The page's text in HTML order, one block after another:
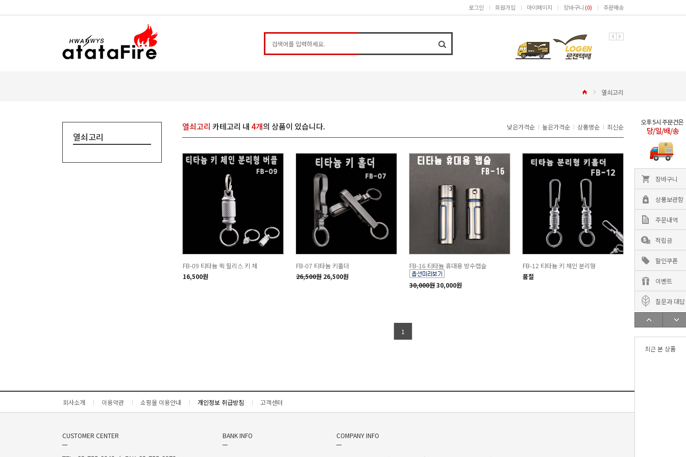
장바구니
상품보관함
주문내역
적립금
할인쿠폰
이벤트
질문과 대답
최근 본 상품
로그인 회원가입 마이페이지 장바구니 (0) 주문배송
열쇠고리
열쇠고리
열쇠고리 카테고리 내 4개의 상품이 있습니다. 낮은가격순 높은가격순 상품명순 최신순
FB-09 티타늄 퀵 릴리스 키 체
16,500원
FB-07 티타늄 키홀더
26,500원 26,500원
FB-16 티타늄 휴대용 방수캡슬
30,000원30,000원
FB-12 티타늄 키 체인 분리형
품절
1
회사소개 이용약관 쇼핑몰 이용안내 개인정보 취급방침 고객센터
CUSTOMER CENTER BANK INFO COMPANY INFO